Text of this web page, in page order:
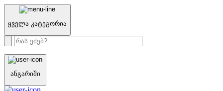
ყველა კატეგორია
ანგარიში